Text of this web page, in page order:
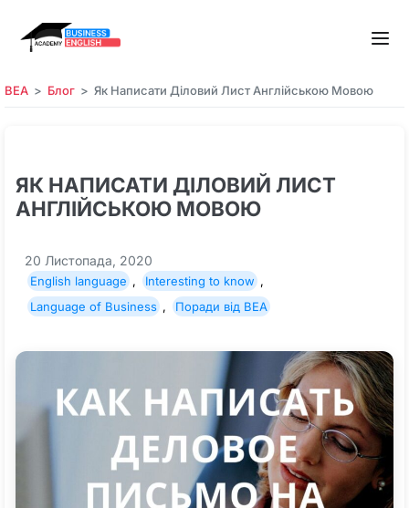
BEA Блог Як Написати Діловий Лист Англійською Мовою
ЯК НАПИСАТИ ДІЛОВИЙ ЛИСТ
АНГЛІЙСЬКОЮ МОВОЮ
20 Листопада, 2020
English language , Interesting to know ,
Language of Business , Поради від BEA